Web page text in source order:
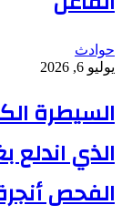
حوادث
يوليو 6, 2026
السيطرة
الذي اندلع
الفحص